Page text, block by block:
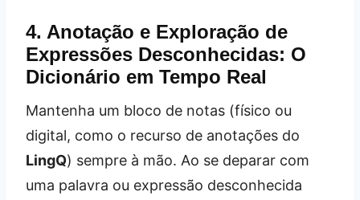
4. Anotação e Exploração de
Expressões Desconhecidas: O
Dicionário em Tempo Real
Mantenha um bloco de notas (físico ou
digital, como o recurso de anotações do
LingQ) sempre à mão. Ao se deparar com
uma palavra ou expressão desconhecida